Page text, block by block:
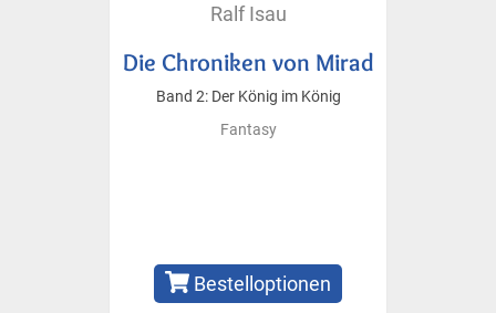
Ralf Isau
Die Chroniken von Mirad
Band 2: Der König im König
Fantasy
Bestelloptionen